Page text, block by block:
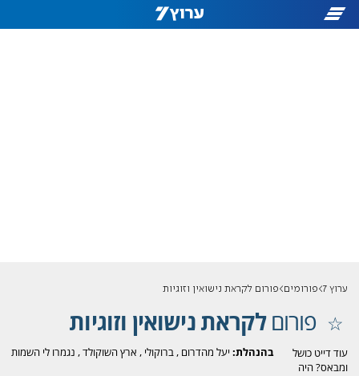
ערוץ 7 פורומים פורום לקראת נישואין וזוגיות
פורוםלקראת נישואין וזוגיות
בהנהלת: יעל מהדרום ,ברוקולי , ארץ השוקולד, נגמרו לי השמות
עוד דייט כושל
ומבאס? היה